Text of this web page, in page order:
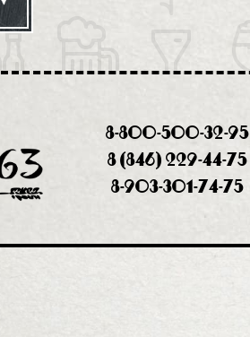
8-800-500-32-95
8 (846) 229-44-75
8-903-301-74-75